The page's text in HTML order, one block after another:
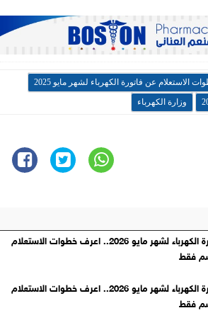
الاستعلام عن فاتورة الكهرباء لشهر مايو 2025
وزارة الكهرباء
فاتورة الكهرباء لشهر مايو 2026.. اعرف خطوات الاستعلام
فقط
فاتورة الكهرباء لشهر مايو 2026.. اعرف خطوات الاستعلام
فقط